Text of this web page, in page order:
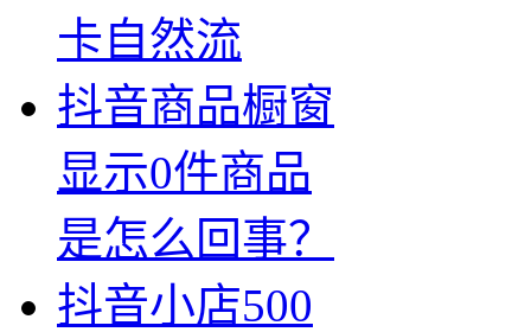
卡自然流
抖音商品橱窗
显示0件商品
是怎么回事？
抖音小店500